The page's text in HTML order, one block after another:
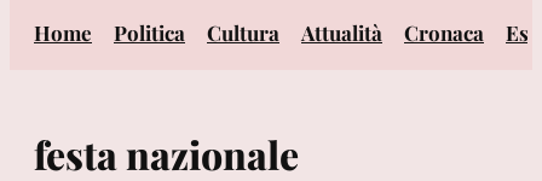
Home Politica Cultura Attualità Cronaca
festa nazionale